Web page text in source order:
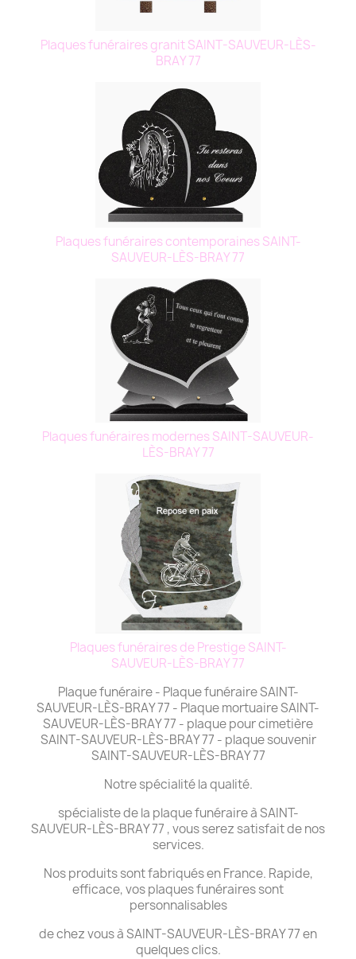
Plaques funéraires granit SAINT-SAUVEUR-LÈS-
BRAY 77
Plaques funéraires contemporaines SAINT-
SAUVEUR-LÈS-BRAY 77
Plaques funéraires modernes SAINT-SAUVEUR-
LÈS-BRAY 77
Plaques funéraires de Prestige SAINT-
SAUVEUR-LÈS-BRAY 77
Plaque funéraire - Plaque funéraire SAINT-
SAUVEUR-LÈS-BRAY 77 - Plaque mortuaire SAINT-
SAUVEUR-LÈS-BRAY 77 - plaque pour cimetière
SAINT-SAUVEUR-LÈS-BRAY 77 - plaque souvenir
SAINT-SAUVEUR-LÈS-BRAY 77
Notre spécialité la qualité.
spécialiste de la plaque funéraire à SAINT-
SAUVEUR-LÈS-BRAY 77 , vous serez satisfait de nos
services.
Nos produits sont fabriqués en France. Rapide,
efficace, vos plaques funéraires sont
personnalisables
de chez vous à SAINT-SAUVEUR-LÈS-BRAY 77 en
quelques clics.